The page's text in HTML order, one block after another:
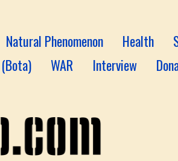
Natural Phenomenon Health
WAR Interview